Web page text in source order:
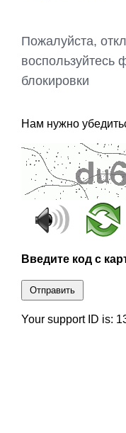
Пожалуйста,
воспользуйтесь
блокировки
Нам нужно
Введите код с
Отправить
Your support ID is: